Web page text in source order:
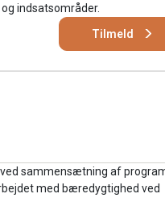
indsatsområder.
Tilmeld
sammensætning af
med bæredygtighed ved